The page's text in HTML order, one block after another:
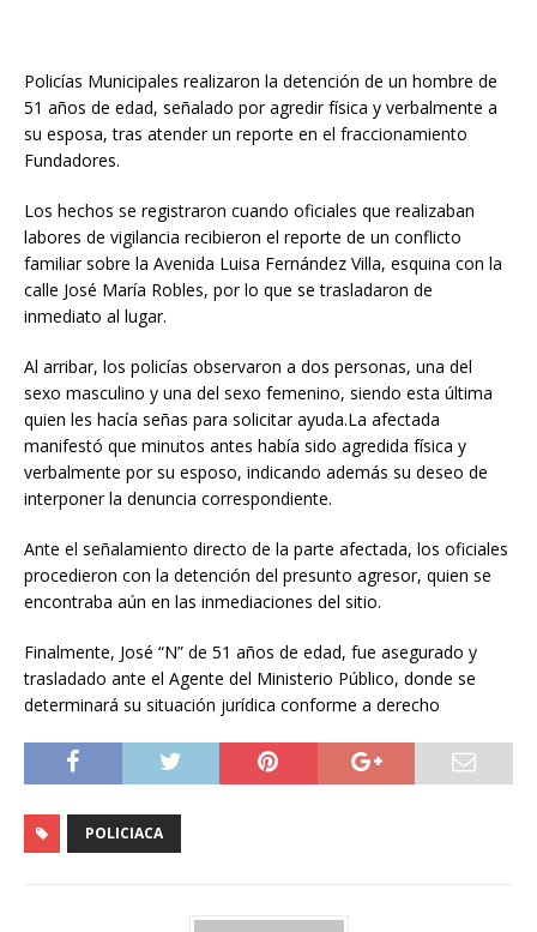
Policías Municipales realizaron la detención de un hombre de
51 años de edad, señalado por agredir física y verbalmente a
su esposa, tras atender un reporte en el fraccionamiento
Fundadores.
Los hechos se registraron cuando oficiales que realizaban
labores de vigilancia recibieron el reporte de un conflicto
familiar sobre la Avenida Luisa Fernández Villa, esquina con la
calle José María Robles, por lo que se trasladaron de
inmediato al lugar.
Al arribar, los policías observaron a dos personas, una del
sexo masculino y una del sexo femenino, siendo esta última
quien les hacía señas para solicitar ayuda.La afectada
manifestó que minutos antes había sido agredida física y
verbalmente por su esposo, indicando además su deseo de
interponer la denuncia correspondiente.
Ante el señalamiento directo de la parte afectada, los oficiales
procedieron con la detención del presunto agresor, quien se
encontraba aún en las inmediaciones del sitio.
Finalmente, José “N” de 51 años de edad, fue asegurado y
trasladado ante el Agente del Ministerio Público, donde se
determinará su situación jurídica conforme a derecho
POLICIACA